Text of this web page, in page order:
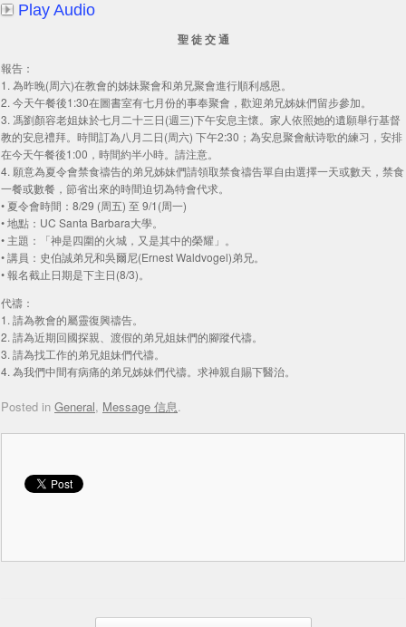
Play Audio
聖 徒 交 通
報告：
1. 為昨晚(周六)在教會的姊妹聚會和弟兄聚會進行順利感恩。
2. 今天午餐後1:30在圖書室有七月份的事奉聚會，歡迎弟兄姊妹們留步參加。
3. 馮劉顏容老姐妹於七月二十三日(週三)下午安息主懷。家人依照她的遺願舉行基督
教的安息禮拜。時間訂為八月二日(周六) 下午2:30；為安息聚會献诗歌的練习，安排
在今天午餐後1:00，時間約半小時。請注意。
4. 願意為夏令會禁食禱告的弟兄姊妹們請領取禁食禱告單自由選擇一天或數天，禁食
一餐或數餐，節省出來的時間迫切為特會代求。
• 夏令會時間：8/29 (周五) 至 9/1(周一)
• 地點：UC Santa Barbara大學。
• 主題：「神是四圍的火城，又是其中的榮耀」。
• 講員：史伯誠弟兄和吳爾尼(Ernest Waldvogel)弟兄。
• 報名截止日期是下主日(8/3)。
代禱：
1. 請為教會的屬靈復興禱告。
2. 請為近期回國探親、渡假的弟兄姐妹們的腳蹤代禱。
3. 請為找工作的弟兄姐妹們代禱。
4. 為我們中間有病痛的弟兄姊妹們代禱。求神親自賜下醫治。
Posted in General, Message 信息.